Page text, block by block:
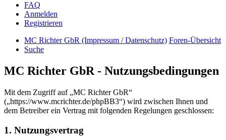
FAQ
Anmelden
Registrieren
MC Richter GbR (Impressum / Datenschutz) Foren-Übersicht
Suche
MC Richter GbR - Nutzungsbedingungen
Mit dem Zugriff auf „MC Richter GbR“
(„https://www.mcrichter.de/phpBB3“) wird zwischen Ihnen und
dem Betreiber ein Vertrag mit folgenden Regelungen geschlossen:
1. Nutzungsvertrag